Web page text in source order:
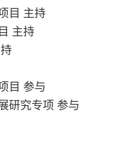
目 主持
主持
目 参与
研究专项 参与